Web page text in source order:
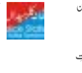
کردی گئی۔نوٹی فکیشن کے مطابق مری مال روڈ پر 3 دن